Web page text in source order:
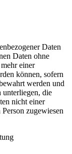
Daten
Daten ohne
einer
können, sofern
werden und
unterliegen, die
nicht einer
zugewiesen